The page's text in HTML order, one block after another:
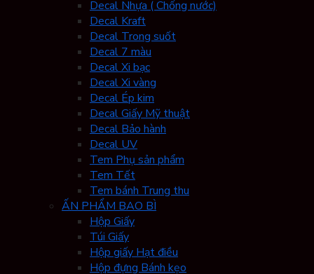
Decal Nhựa ( Chống nước)
Decal Kraft
Decal Trong suốt
Decal 7 màu
Decal Xi bạc
Decal Xi vàng
Decal Ép kim
Decal Giấy Mỹ thuật
Decal Bảo hành
Decal UV
Tem Phụ sản phẩm
Tem Tết
Tem bánh Trung thu
ẤN PHẨM BAO BÌ
Hộp Giấy
Túi Giấy
Hộp giấy Hạt điều
Hộp đựng Bánh kẹo